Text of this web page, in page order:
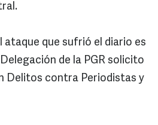
ataque que sufrió el diario es
de la PGR solicito
Delitos contra Periodistas y